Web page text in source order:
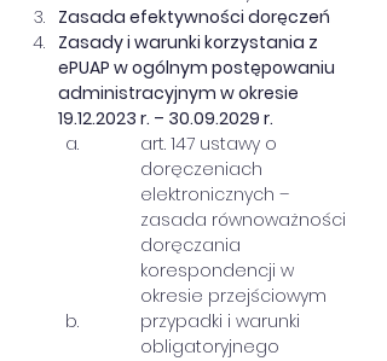
Zasada efektywności doręczeń
Zasady i warunki korzystania z
ePUAP w ogólnym postępowaniu
administracyjnym w okresie
19.12.2023 r. – 30.09.2029 r.
art. 147 ustawy o
doręczeniach
elektronicznych –
zasada równoważności
doręczania
korespondencji w
okresie przejściowym
przypadki i warunki
obligatoryjnego